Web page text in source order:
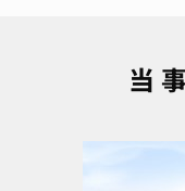
当